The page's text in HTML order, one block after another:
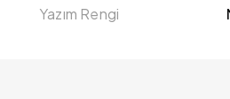
Yazım Rengi